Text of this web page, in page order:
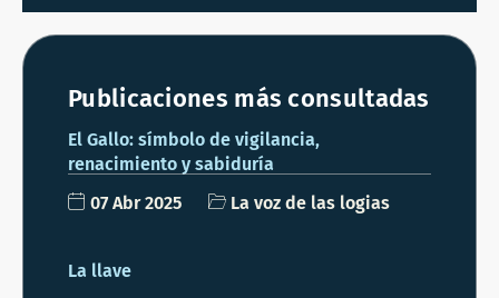
Publicaciones más consultadas
El Gallo: símbolo de vigilancia,
renacimiento y sabiduría
07 Abr 2025
La voz de las logias
La llave